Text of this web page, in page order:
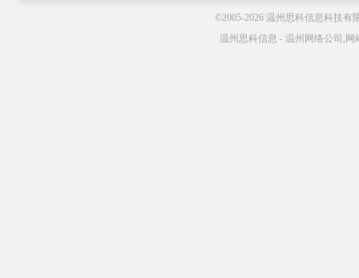
©2005-2026 温州思科信息科技有
温州思科信息 - 温州网络公司,